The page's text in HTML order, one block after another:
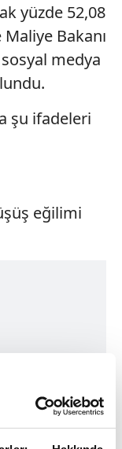
yüzde 52,08
Bakanı
medya
şu ifadeleri
eğilimi